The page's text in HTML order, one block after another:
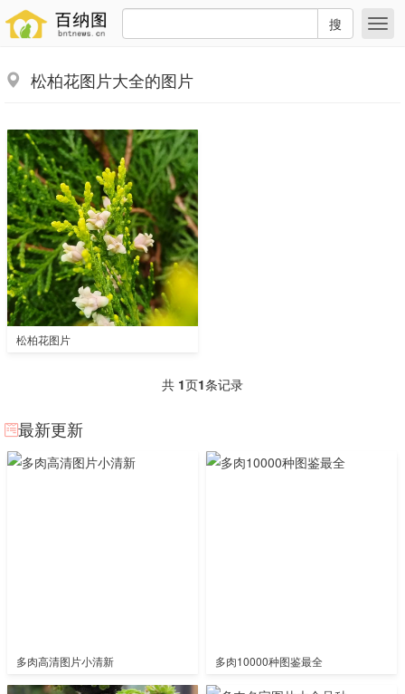
搜
松柏花图片大全的图片
松柏花图片
共 1页1条记录
最新更新
多肉高清图片小清新 多肉10000种图鉴最全